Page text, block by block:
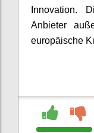
Innovation.
Anbieter
europäische